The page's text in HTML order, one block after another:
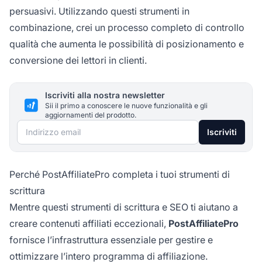
persuasivi. Utilizzando questi strumenti in
combinazione, crei un processo completo di controllo
qualità che aumenta le possibilità di posizionamento e
conversione dei lettori in clienti.
Iscriviti alla nostra newsletter
Sii il primo a conoscere le nuove funzionalità e gli
aggiornamenti del prodotto.
Indirizzo email Iscriviti
Perché PostAffiliatePro completa i tuoi strumenti di
scrittura
Mentre questi strumenti di scrittura e SEO ti aiutano a
creare contenuti affiliati eccezionali, PostAffiliatePro
fornisce l’infrastruttura essenziale per gestire e
ottimizzare l’intero programma di affiliazione.